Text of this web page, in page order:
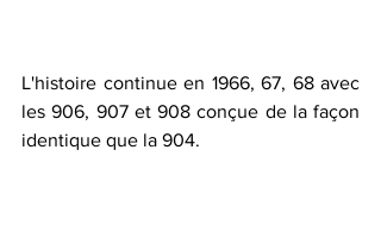
L'histoire continue en 1966, 67, 68 avec
les 906, 907 et 908 conçue de la façon
identique que la 904.